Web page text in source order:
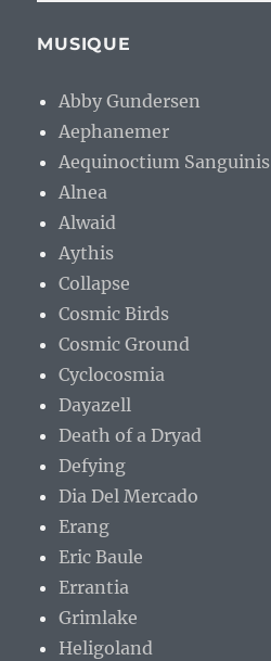
MUSIQUE
Abby Gundersen
Aephanemer
Aequinoctium Sanguinis
Alnea
Alwaid
Aythis
Collapse
Cosmic Birds
Cosmic Ground
Cyclocosmia
Dayazell
Death of a Dryad
Defying
Dia Del Mercado
Erang
Eric Baule
Errantia
Grimlake
Heligoland